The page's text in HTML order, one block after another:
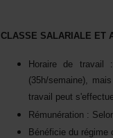
(35h/